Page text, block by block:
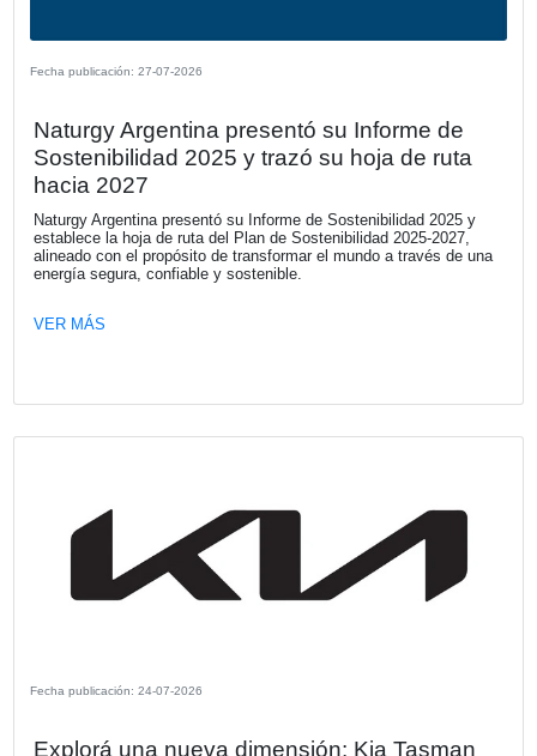
Solo 1 de cada 5 ejecutivos cuantifica
impacto financiero con relación a las
prácticas de sostenibilidad
Una nueva investigación de KPMG revela una
estrategia de sostenibilidad y la toma de decisiones
que pone en riesgo el valor de las empresas. El capital
retirado de aquellos negocios que no logran demostrar
frente a los riesgos de sostenibilidad.